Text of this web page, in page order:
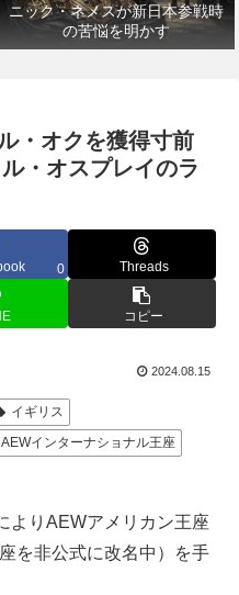
ニック・ネメスが新日本参戦時
の苦悩を明かす
・オクを獲得寸前
・オスプレイのラ
0 Threads
コピー
2024.08.15
イギリス
AEWインターナショナル王座
よりAEWアメリカン王座
を非公式に改名中）を手